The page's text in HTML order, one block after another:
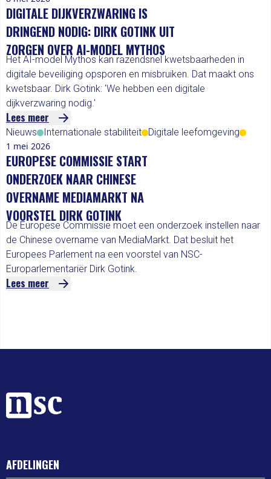
DIGITALE DIJKVERZWARING IS
DRINGEND NODIG: DIRK GOTINK UIT
ZORGEN OVER AI-MODEL MYTHOS
Het AI-model Mythos kan razendsnel kwetsbaarheden in
digitale beveiliging opsporen en misbruiken. Dat maakt ons
kwetsbaar. Dirk Gotink: 'We hebben een digitale
dijkverzwaring nodig.'
Lees meer
Nieuws Internationale stabiliteit
Digitale leefomgeving
1 mei 2026
EUROPESE COMMISSIE START
ONDERZOEK NAAR CHINESE
OVERNAME MEDIAMARKT NA
VOORSTEL DIRK GOTINK
De Europese Commissie moet een onderzoek instellen naar
de Chinese overname van MediaMarkt. Dat besluit het
Europees Parlement na een voorstel van NSC-
Europarlementariër Dirk Gotink.
Lees meer
AFDELINGEN